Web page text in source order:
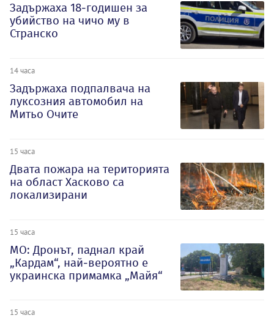
Задържаха 18-годишен за
убийство на чичо му в
Странско
14 часа
Задържаха подпалвача на
луксозния автомобил на
Митьо Очите
15 часа
Двата пожара на територията
на област Хасково са
локализирани
15 часа
МО: Дронът, паднал край
„Кардам“, най-вероятно е
украинска примамка „Майя“
15 часа